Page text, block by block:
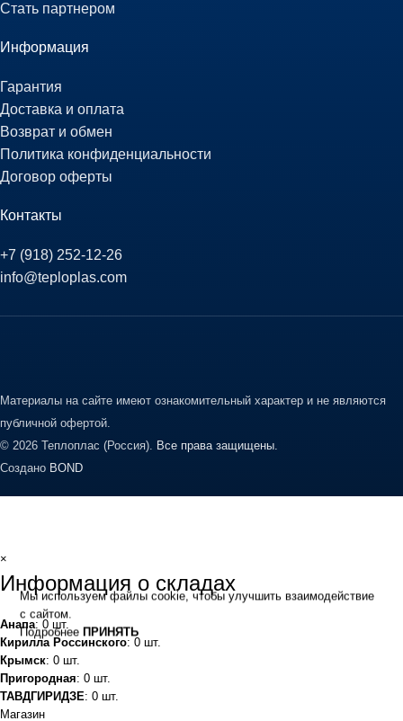
Стать партнером
Информация
Гарантия
Доставка и оплата
Возврат и обмен
Политика конфиденциальности
Договор оферты
Контакты
+7 (918) 252-12-26
info@teploplas.com
Материалы на сайте имеют ознакомительный характер и не являются
публичной офертой.
© 2026 Теплоплас (Россия). Все права защищены.
Создано BOND
Мы используем файлы cookie, чтобы улучшить взаимодействие
с сайтом.
Подробнее ПРИНЯТЬ
×
Информация о складах
Анапа: 0 шт.
Кирилла Россинского: 0 шт.
Крымск: 0 шт.
Пригородная: 0 шт.
ТАВДГИРИДЗЕ: 0 шт.
Магазин